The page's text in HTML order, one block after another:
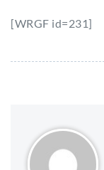
[WRGF id=231]